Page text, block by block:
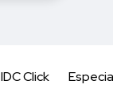
IDC Click